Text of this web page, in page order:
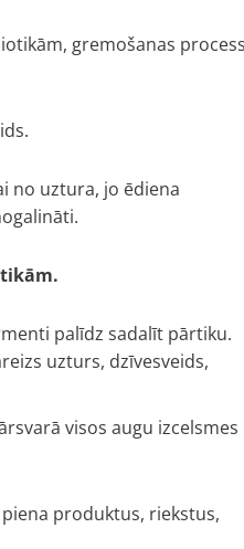
gremošanas process
no uztura, jo ēdiena
palīdz sadalīt pārtiku.
uzturs, dzīvesveids,
visos augu izcelsmes
produktus, riekstus,